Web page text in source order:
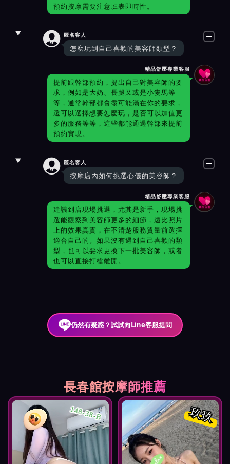
預約按摩需要注意班表即時性。
 匿名客人
怎麼玩到自己喜歡的美容師類型？
精品舒壓專業客服
提前跟幹部預約，提出自己對美容師的要
求，例如是大奶、長腿又或是小隻馬等
等，通常幹部都會盡可能滿在你的要求，
還可以選擇想要怎麼玩，是否可以加值更
多的服務等等，這些都能通過幹部來提前
預約實現。
 匿名客人
按摩店內如何挑選心儀的美容師？
精品舒壓專業客服
建議到店現場挑選，尤其是新手，現場挑
選能觀察到美容師更多的細節，遠比照片
上的效果真實，在不清楚服務質量前選擇
適合自己的。如果沒有遇到自己喜歡的類
型，也可以要求更換下一批美容師，或者
也可以直接打槍離開。
仍然有疑惑？試試向Line客服提問
長春館按摩師推薦
148-38-B 玖玖